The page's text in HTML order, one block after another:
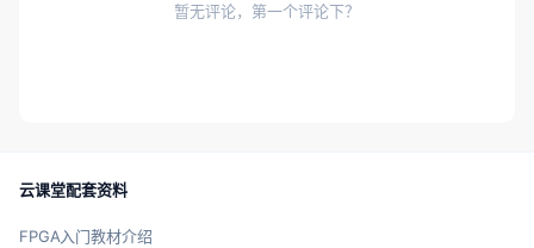
暂无评论，第一个评论下？
云课堂配套资料
FPGA入门教材介绍